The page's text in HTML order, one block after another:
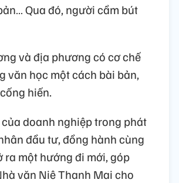
Qua đó, người cầm bút
và địa phương có cơ chế
văn học một cách bài bản,
hiến.
doanh nghiệp trong phát
đầu tư, đồng hành cùng
ra một hướng đi mới, góp
văn Niê Thanh Mai cho